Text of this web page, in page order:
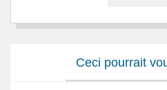
Ceci pourrait